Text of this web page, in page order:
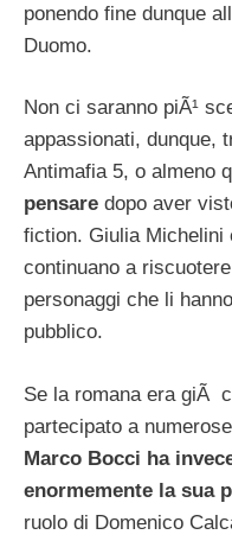
ponendo fine dunque
Duomo.
Non ci saranno piÃ¹
appassionati, dunque,
Antimafia 5, o almeno
pensare dopo aver
fiction. Giulia Michelini
continuano a
personaggi che li
pubblico.
Se la romana era giÃ
partecipato a
Marco Bocci ha
enormemente la sua
ruolo di Domenico